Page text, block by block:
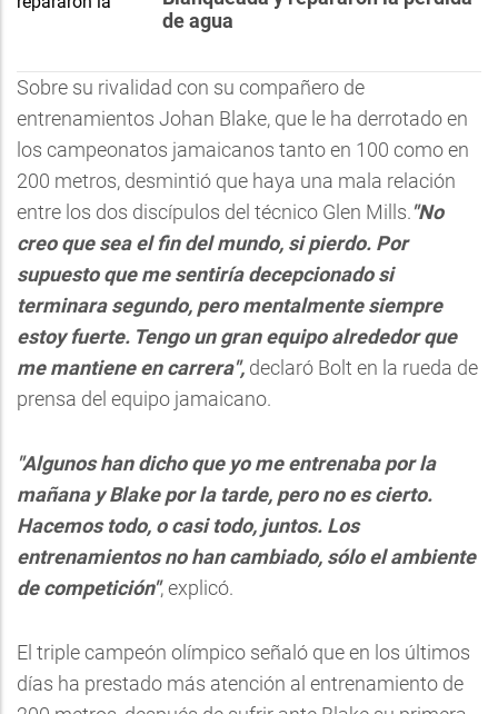
de agua
Sobre su rivalidad con su compañero de
entrenamientos Johan Blake, que le ha derrotado en
los campeonatos jamaicanos tanto en 100 como en
200 metros, desmintió que haya una mala relación
entre los dos discípulos del técnico Glen Mills."No
creo que sea el fin del mundo, si pierdo. Por
supuesto que me sentiría decepcionado si
terminara segundo, pero mentalmente siempre
estoy fuerte. Tengo un gran equipo alrededor que
me mantiene en carrera", declaró Bolt en la rueda de
prensa del equipo jamaicano.
"Algunos han dicho que yo me entrenaba por la
mañana y Blake por la tarde, pero no es cierto.
Hacemos todo, o casi todo, juntos. Los
entrenamientos no han cambiado, sólo el ambiente
de competición", explicó.
El triple campeón olímpico señaló que en los últimos
días ha prestado más atención al entrenamiento de